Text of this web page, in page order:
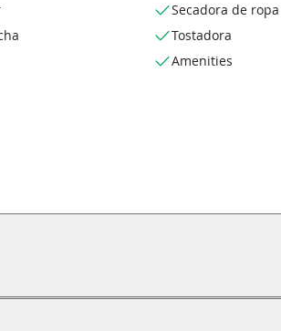
Secadora de ropa
Tostadora
Amenities